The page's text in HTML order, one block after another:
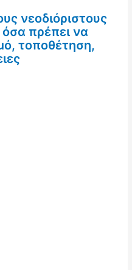
νεοδιόριστους
πρέπει να
τοποθέτηση,